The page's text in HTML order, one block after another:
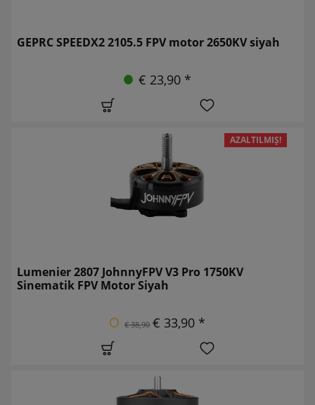
GEPRC SPEEDX2 2105.5 FPV motor 2650KV siyah
€ 23,90 *
AZALTILMIŞ!
Lumenier 2807 JohnnyFPV V3 Pro 1750KV
Sinematik FPV Motor Siyah
€ 38,90 € 33,90 *